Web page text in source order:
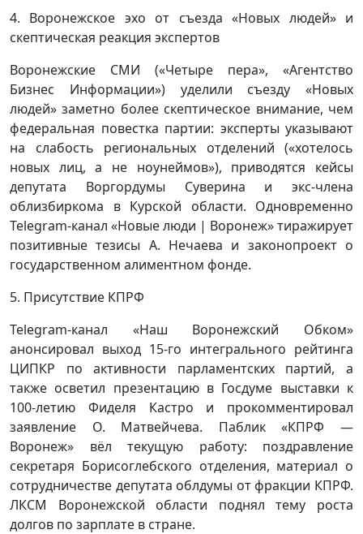
4. Воронежское эхо от съезда «Новых людей» и
скептическая реакция экспертов
Воронежские СМИ («Четыре пера», «Агентство
Бизнес Информации») уделили съезду «Новых
людей» заметно более скептическое внимание, чем
федеральная повестка партии: эксперты указывают
на слабость региональных отделений («хотелось
новых лиц, а не ноунеймов»), приводятся кейсы
депутата Воргордумы Суверина и экс-члена
облизбиркома в Курской области. Одновременно
Telegram-канал «Новые люди | Воронеж» тиражирует
позитивные тезисы А. Нечаева и законопроект о
государственном алиментном фонде.
5. Присутствие КПРФ
Telegram-канал «Наш Воронежский Обком»
анонсировал выход 15-го интегрального рейтинга
ЦИПКР по активности парламентских партий, а
также осветил презентацию в Госдуме выставки к
100-летию Фиделя Кастро и прокомментировал
заявление О. Матвейчева. Паблик «КПРФ —
Воронеж» вёл текущую работу: поздравление
секретаря Борисоглебского отделения, материал о
сотрудничестве депутата облдумы от фракции КПРФ.
ЛКСМ Воронежской области поднял тему роста
долгов по зарплате в стране.